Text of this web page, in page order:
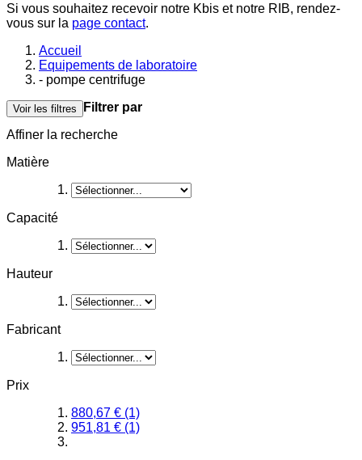
Si vous souhaitez recevoir notre Kbis et notre RIB, rendez-
vous sur la page contact.
Accueil
Equipements de laboratoire
- pompe centrifuge
Voir les filtres
Filtrer par
Affiner la recherche
Matière
Capacité
Hauteur
Fabricant
Prix
880,67 € (1)
951,81 € (1)